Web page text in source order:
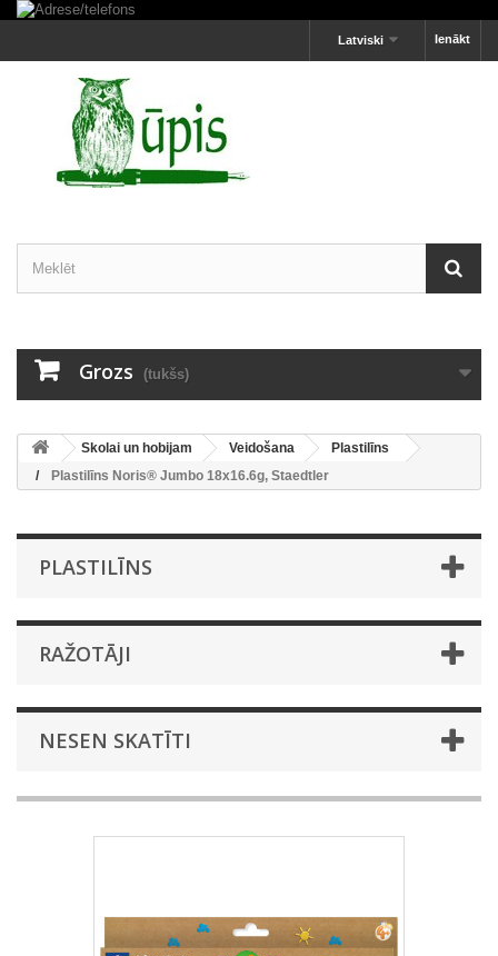
Ienākt
Latviski
Grozs (tukšs)
Skolai un hobijam Veidošana
Plastilīns
Plastilīns Noris® Jumbo 18x16.6g, Staedtler
PLASTILĪNS
RAŽOTĀJI
NESEN SKATĪTI